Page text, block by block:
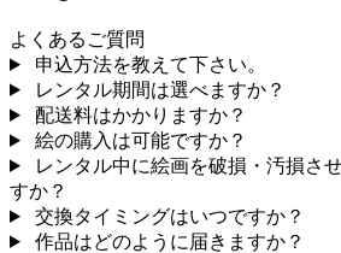
よくあるご質問
申込方法を教えて下さい。
レンタル期間は選べますか？
配送料はかかりますか？
絵の購入は可能ですか？
レンタル中に絵画を破損・汚損さ
すか？
交換タイミングはいつですか？
作品はどのように届きますか？